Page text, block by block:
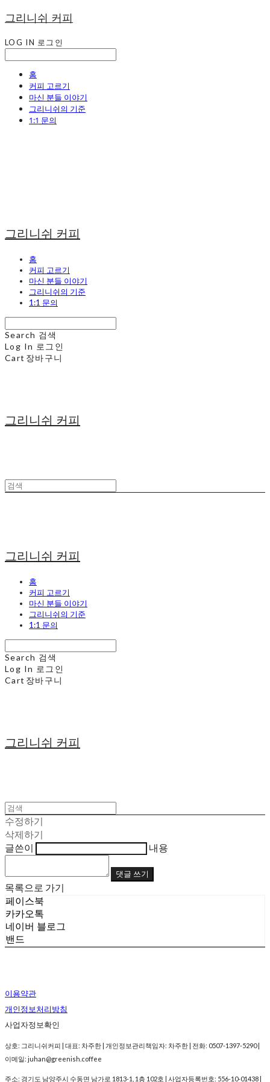
그리니쉬 커피
LOG IN 로그인
홈
커피 고르기
마신 분들 이야기
그리니쉬의 기준
1:1 문의
그리니쉬 커피
홈
커피 고르기
마신 분들 이야기
그리니쉬의 기준
1:1 문의
Search 검색
Log In 로그인
Cart 장바구니
그리니쉬 커피
그리니쉬 커피
홈
커피 고르기
마신 분들 이야기
그리니쉬의 기준
1:1 문의
Search 검색
Log In 로그인
Cart 장바구니
그리니쉬 커피
수정하기
삭제하기
글쓴이
내용
댓글 쓰기
목록으로 가기
페이스북
카카오톡
네이버 블로그
밴드
이용약관
개인정보처리방침
사업자정보확인
상호: 그리니쉬커피 | 대표: 차주한 | 개인정보관리책임자: 차주한 | 전화: 0507-1397-5290 |
이메일: juhan@greenish.coffee
주소: 경기도 남양주시 수동면 남가로 1813-1, 1층 102호 | 사업자등록번호: 556-10-01438 |